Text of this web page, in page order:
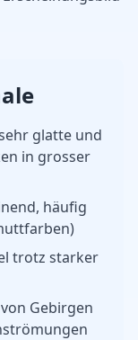
glatte und
in grosser
häufig
trotz starker
Gebirgen